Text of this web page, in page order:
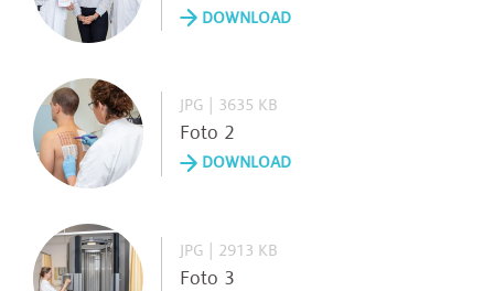
DOWNLOAD
JPG | 3635 KB
Foto 2
DOWNLOAD
JPG | 2913 KB
Foto 3